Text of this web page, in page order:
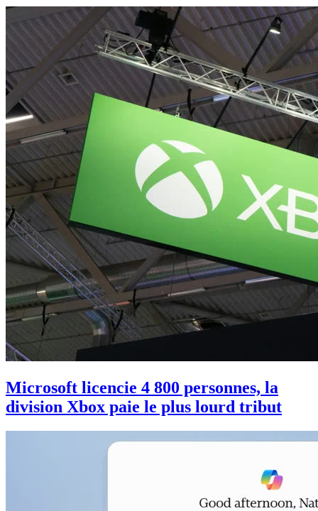
Microsoft licencie 4 800 personnes, la
division Xbox paie le plus lourd tribut